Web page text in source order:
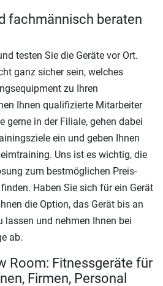
fachmännisch beraten
testen Sie die Geräte vor Ort.
ganz sicher sein, welches
zu Ihren
Ihnen qualifizierte Mitarbeiter
gerne in der Filiale, gehen dabei
ein und geben Ihnen
Uns ist es wichtig, die
zum bestmöglichen Preis-
Haben Sie sich für ein Gerät
die Option, das Gerät bis an
und nehmen Ihnen bei
ab.
Room: Fitnessgeräte für
Firmen, Personal